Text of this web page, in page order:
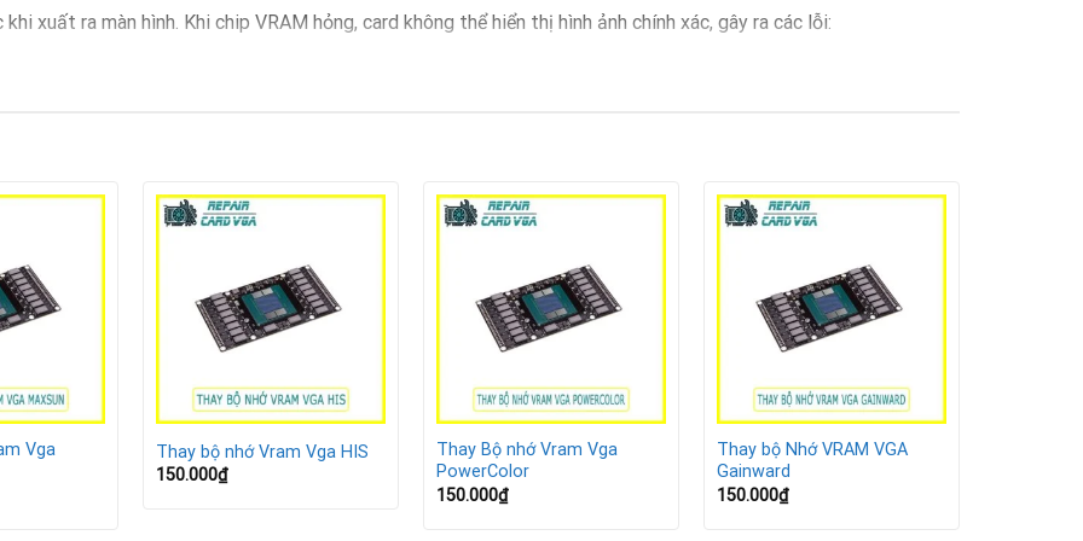
xuất ra màn hình. Khi chip VRAM hỏng, card không thể hiển thị hình ảnh chính xác, gây ra các lỗi:
điện và ảnh hưởng toàn bộ bo mạch VGA.
giật lag
mượt hơn
Vga
Thay bộ nhớ Vram Vga HIS
150.000₫
Thay Bộ nhớ Vram Vga
PowerColor
150.000₫
Thay bộ Nhớ VRAM VGA
Gainward
150.000₫